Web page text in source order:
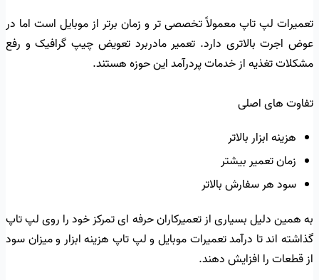
تعمیرات لپ تاپ معمولاً تخصصی تر و زمان برتر از موبایل است اما در
عوض اجرت بالاتری دارد. تعمیر مادربرد تعویض چیپ گرافیک و رفع
مشکلات تغذیه از خدمات پردرآمد این حوزه هستند.
تفاوت های اصلی
هزینه ابزار بالاتر
زمان تعمیر بیشتر
سود هر سفارش بالاتر
به همین دلیل بسیاری از تعمیرکاران حرفه ای تمرکز خود را روی لپ تاپ
گذاشته اند تا درآمد تعمیرات موبایل و لپ تاپ هزینه ابزار و میزان سود
از قطعات را افزایش دهند.